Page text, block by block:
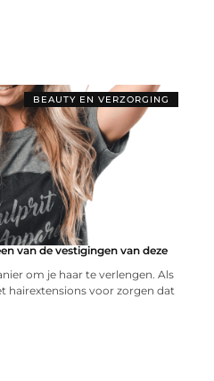
BEAUTY EN VERZORGING
van de vestigingen van deze
om je haar te verlengen. Als
hairextensions voor zorgen dat